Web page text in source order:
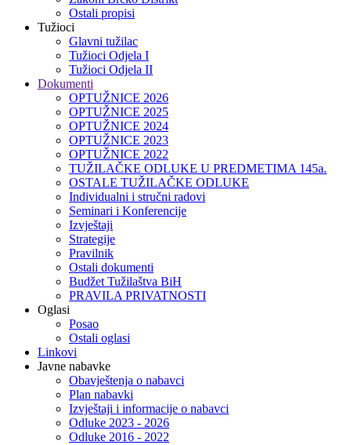
Ostali propisi
Tužioci
Glavni tužilac
Tužioci Odjela I
Tužioci Odjela II
Dokumenti
OPTUŽNICE 2026
OPTUŽNICE 2025
OPTUŽNICE 2024
OPTUŽNICE 2023
OPTUŽNICE 2022
TUŽILAČKE ODLUKE U PREDMETIMA 145a.
OSTALE TUŽILAČKE ODLUKE
Individualni i stručni radovi
Seminari i Konferencije
Izvještaji
Strategije
Pravilnik
Ostali dokumenti
Budžet Tužilaštva BiH
PRAVILA PRIVATNOSTI
Oglasi
Posao
Ostali oglasi
Linkovi
Javne nabavke
Obavještenja o nabavci
Plan nabavki
Izvještaji i informacije o nabavci
Odluke 2023 - 2026
Odluke 2016 - 2022